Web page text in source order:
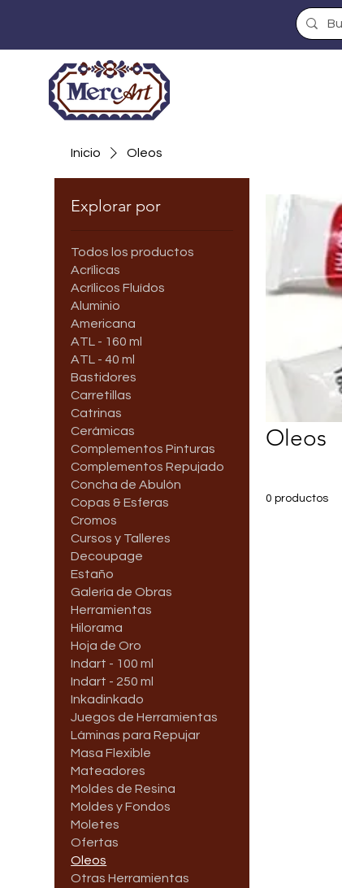
Inicio Oleos
Explorar por
Todos los productos
Acrílicas
Acrílicos Fluídos
Aluminio
Americana
ATL - 160 ml
ATL - 40 ml
Bastidores
Carretillas
Catrinas
Cerámicas
Complementos Pinturas
Complementos Repujado
Concha de Abulón
Copas & Esferas
Cromos
Cursos y Talleres
Decoupage
Estaño
Galería de Obras
Herramientas
Hilorama
Hoja de Oro
Indart - 100 ml
Indart - 250 ml
Inkadinkado
Juegos de Herramientas
Láminas para Repujar
Masa Flexible
Mateadores
Moldes de Resina
Moldes y Fondos
Moletes
Ofertas
Oleos
Otras Herramientas
Oleos
0 productos